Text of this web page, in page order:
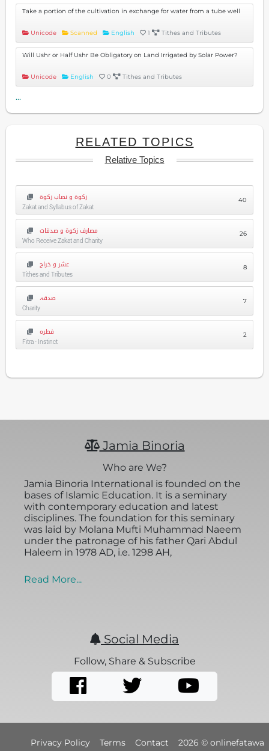
Take a portion of the cultivation in exchange for water from a tube well
Unicode Scanned English 1 Tithes and Tributes
Will Ushr or Half Ushr Be Obligatory on Land Irrigated by Solar Power?
Unicode English 0 Tithes and Tributes
...
RELATED TOPICS
Relative Topics
زکوۃ و نصاب زکوۃ
Zakat and Syllabus of Zakat
40
مصارف زکوۃ و صدقات
Who Receive Zakat and Charity
26
عشر و خراج
Tithes and Tributes
8
صدقہ
Charity
7
فطرہ
Fitra - Instinct
2
Jamia Binoria
Who are We?
Jamia Binoria International is founded on the
bases of Islamic Education. It is a seminary
with contemporary education and latest
disciplines. The foundation for this seminary
was laid by Molana Mufti Muhammad Naeem
under the patronage of his father Qari Abdul
Haleem in 1978 AD, i.e. 1298 AH,
Read More...
Social Media
Follow, Share & Subscribe
Privacy Policy Terms Contact 2026 © onlinefatawa